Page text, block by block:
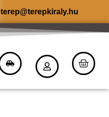
terep@terepkiraly.hu